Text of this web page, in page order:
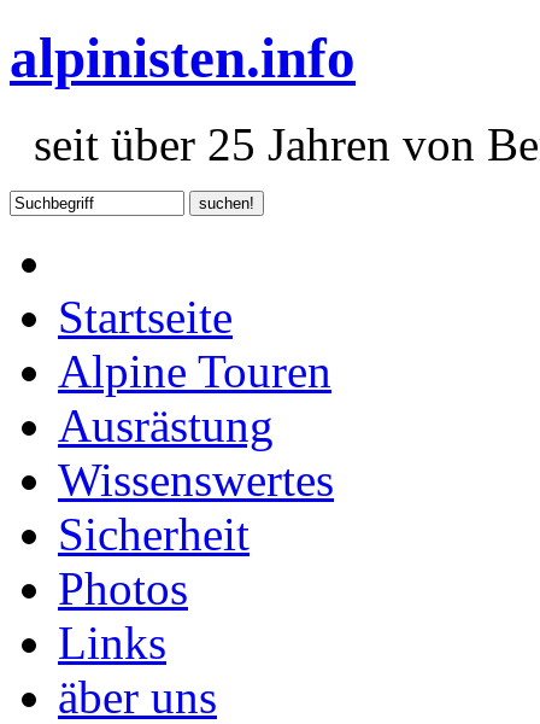
alpinisten.info
seit über 25 Jahren von
Startseite
Alpine Touren
Ausrästung
Wissenswertes
Sicherheit
Photos
Links
äber uns